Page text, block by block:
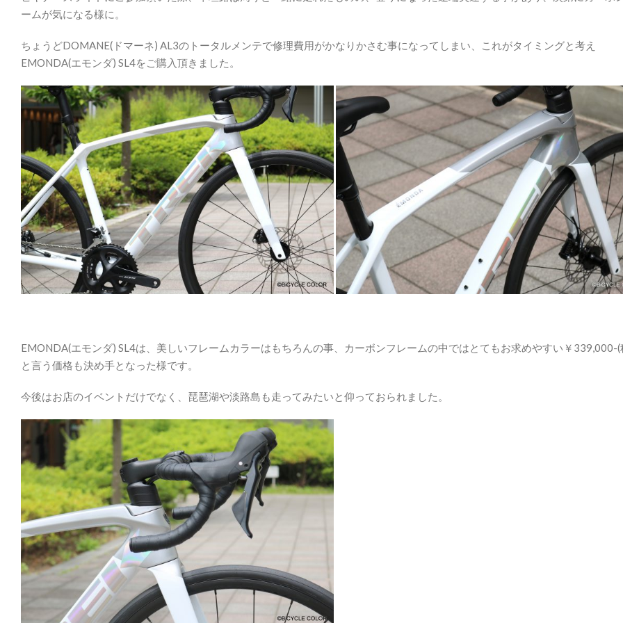
ームが気になる様に。
ちょうどDOMANE(ドマーネ) AL3のトータルメンテで修理費用がかなりかさむ事になってしまい、これがタイミングと考え
EMONDA(エモンダ) SL4をご購入頂きました。
EMONDA(エモンダ) SL4は、美しいフレームカラーはもちろんの事、カーボンフレームの中ではとてもお求めやすい￥339,000-(
と言う価格も決め手となった様です。
今後はお店のイベントだけでなく、琵琶湖や淡路島も走ってみたいと仰っておられました。